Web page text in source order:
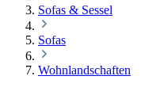
Sofas & Sessel
Sofas
Wohnlandschaften